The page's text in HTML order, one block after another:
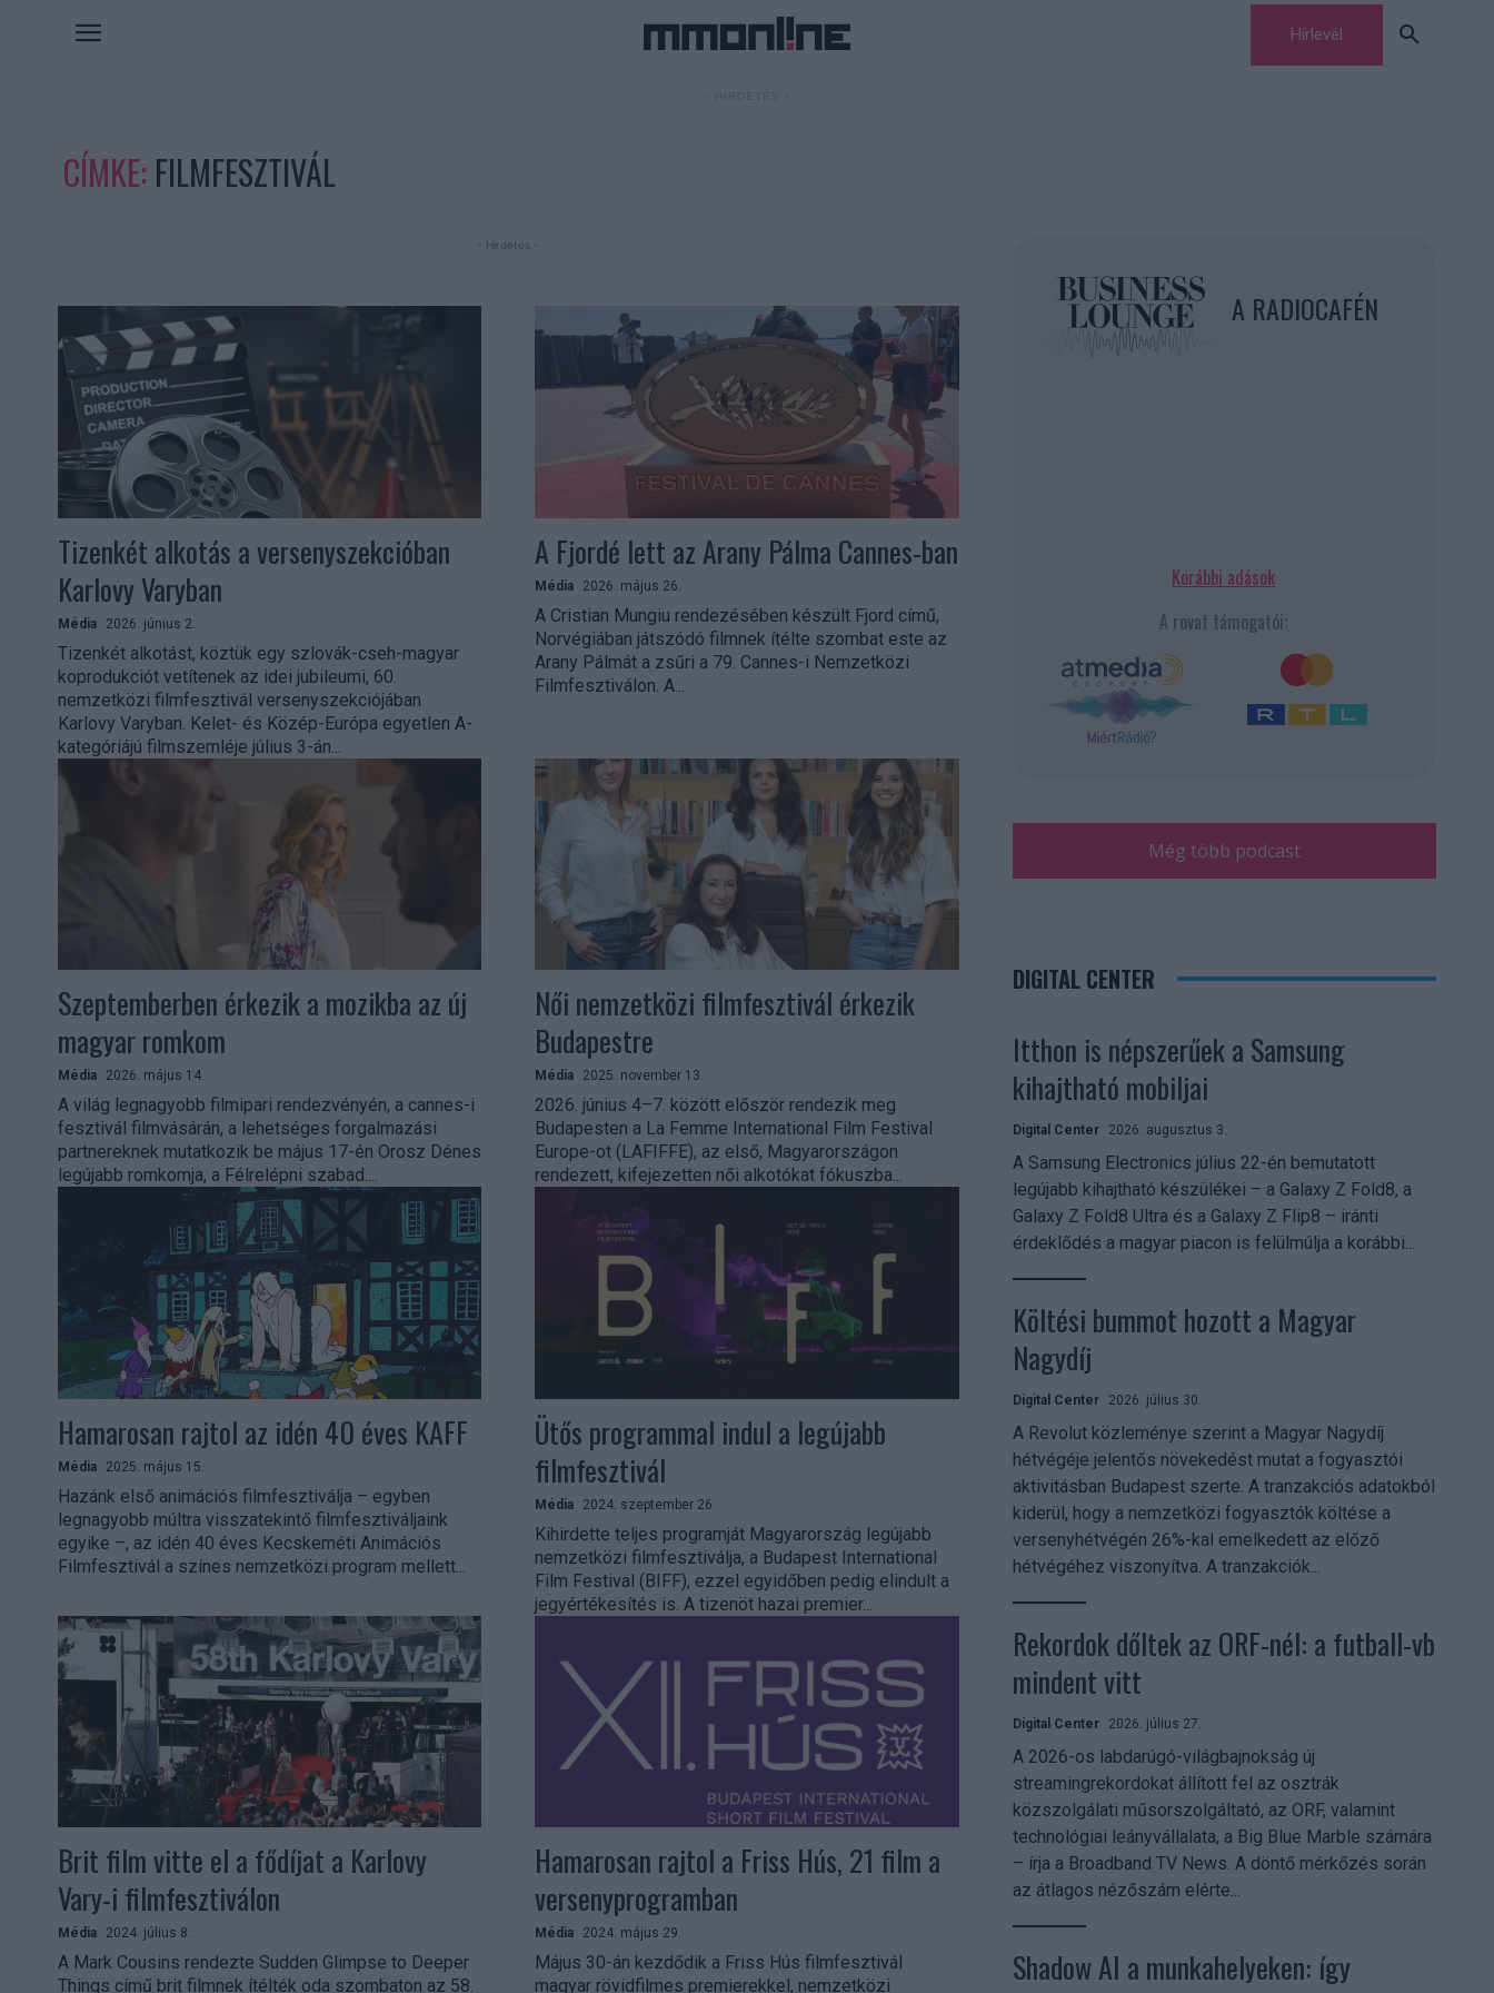
Hírlevél
CÍMKE: FILMFESZTIVÁL
- Hirdetés -
Tizenkét alkotás a versenyszekcióban
Karlovy Varyban
Média 2026. június 2.
Tizenkét alkotást, köztük egy szlovák-cseh-magyar
koprodukciót vetítenek az idei jubileumi, 60.
nemzetközi filmfesztivál versenyszekciójában
Karlovy Varyban. Kelet- és Közép-Európa egyetlen A-
kategóriájú filmszemléje július 3-án...
A Fjordé lett az Arany Pálma Cannes-ban
Média 2026. május 26.
A Cristian Mungiu rendezésében készült Fjord című,
Norvégiában játszódó filmnek ítélte szombat este az
Arany Pálmát a zsűri a 79. Cannes-i Nemzetközi
Filmfesztiválon. A...
Szeptemberben érkezik a mozikba az új
magyar romkom
Média 2026. május 14.
A világ legnagyobb filmipari rendezvényén, a cannes-i
fesztivál filmvásárán, a lehetséges forgalmazási
partnereknek mutatkozik be május 17-én Orosz Dénes
legújabb romkomja, a Félrelépni szabad....
Női nemzetközi filmfesztivál érkezik
Budapestre
Média 2025. november 13.
2026. június 4–7. között először rendezik meg
Budapesten a La Femme International Film Festival
Europe-ot (LAFIFFE), az első, Magyarországon
rendezett, kifejezetten női alkotókat fókuszba...
Hamarosan rajtol az idén 40 éves KAFF
Média 2025. május 15.
Hazánk első animációs filmfesztiválja – egyben
legnagyobb múltra visszatekintő filmfesztiváljaink
egyike –, az idén 40 éves Kecskeméti Animációs
Filmfesztivál a színes nemzetközi program mellett...
Ütős programmal indul a legújabb
filmfesztivál
Média 2024. szeptember 26.
Kihirdette teljes programját Magyarország legújabb
nemzetközi filmfesztiválja, a Budapest International
Film Festival (BIFF), ezzel egyidőben pedig elindult a
jegyértékesítés is. A tizenöt hazai premier...
Brit film vitte el a fődíjat a Karlovy
Vary-i filmfesztiválon
Média 2024. július 8.
A Mark Cousins rendezte Sudden Glimpse to Deeper
Things című brit filmnek ítélték oda szombaton az 58.
Hamarosan rajtol a Friss Hús, 21 film a
versenyprogramban
Média 2024. május 29.
Május 30-án kezdődik a Friss Hús filmfesztivál
magyar rövidfilmes premierekkel, nemzetközi
A RADIOCAFÉN
Korábbi adások
A rovat támogatói:
Még több podcast
DIGITAL CENTER
Itthon is népszerűek a Samsung
kihajtható mobiljai
Digital Center 2026. augusztus 3.
A Samsung Electronics július 22-én bemutatott
legújabb kihajtható készülékei – a Galaxy Z Fold8, a
Galaxy Z Fold8 Ultra és a Galaxy Z Flip8 – iránti
érdeklődés a magyar piacon is felülmúlja a korábbi...
Költési bummot hozott a Magyar
Nagydíj
Digital Center 2026. július 30.
A Revolut közleménye szerint a Magyar Nagydíj
hétvégéje jelentős növekedést mutat a fogyasztói
aktivitásban Budapest szerte. A tranzakciós adatokból
kiderül, hogy a nemzetközi fogyasztók költése a
versenyhétvégén 26%-kal emelkedett az előző
hétvégéhez viszonyítva. A tranzakciók...
Rekordok dőltek az ORF-nél: a futball-vb
mindent vitt
Digital Center 2026. július 27.
A 2026-os labdarúgó-világbajnokság új
streamingrekordokat állított fel az osztrák
közszolgálati műsorszolgáltató, az ORF, valamint
technológiai leányvállalata, a Big Blue Marble számára
– írja a Broadband TV News. A döntő mérkőzés során
az átlagos nézőszám elérte...
Shadow AI a munkahelyeken: így